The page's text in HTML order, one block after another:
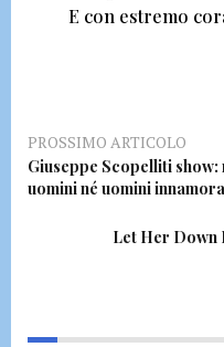
E con estremo
PROSSIMO ARTICOLO
Giuseppe Scopelliti show:
uomini né uomini
Let Her Down